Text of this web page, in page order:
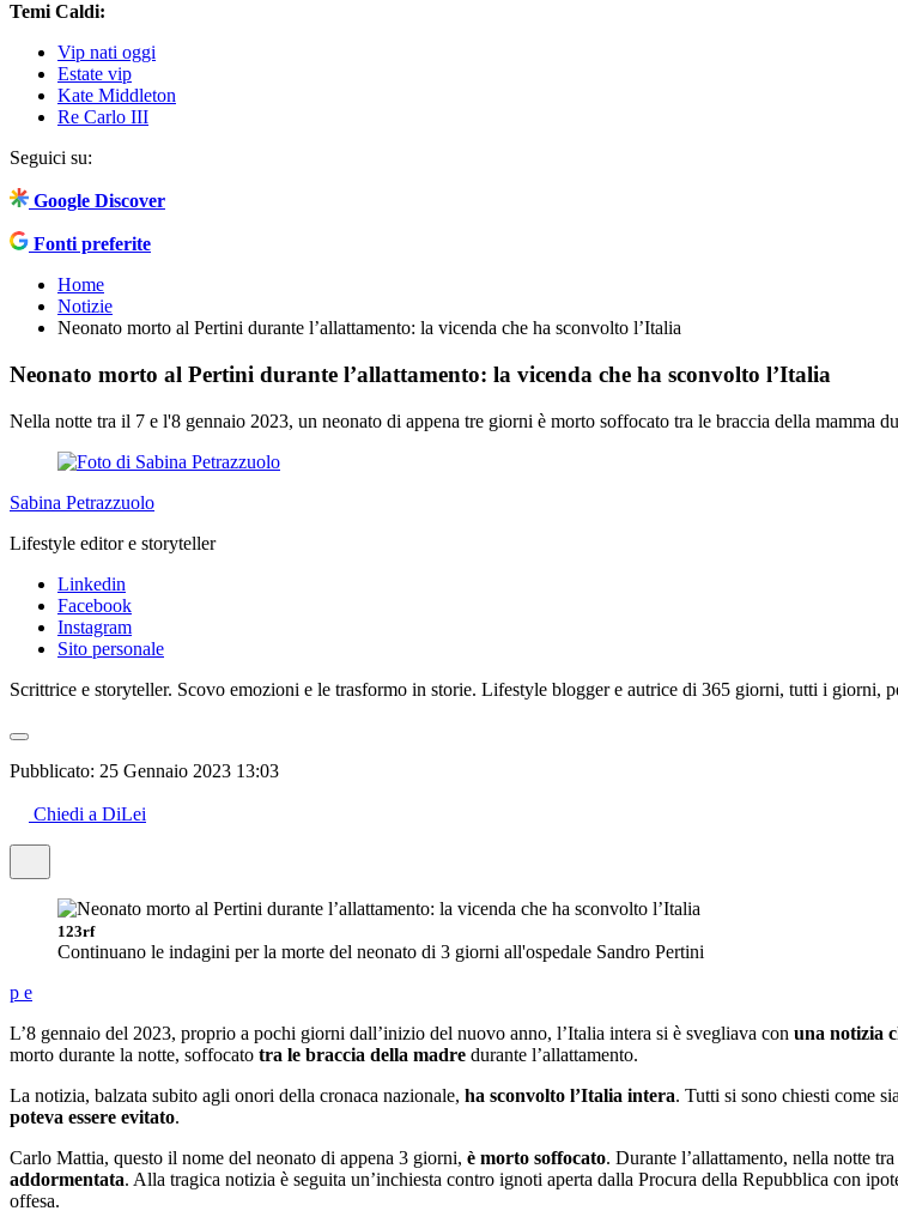
Temi Caldi:
Vip nati oggi
Estate vip
Kate Middleton
Re Carlo III
Seguici su:
Google Discover
Fonti preferite
Home
Notizie
Neonato morto al Pertini durante l’allattamento: la vicenda che ha sconvolto l’Italia
Neonato morto al Pertini durante l’allattamento: la vicenda che ha sconvolto l’Italia
Nella notte tra il 7 e l'8 gennaio 2023, un neonato di appena tre giorni è morto soffocato tra le braccia della mamma
Sabina Petrazzuolo
Lifestyle editor e storyteller
Linkedin
Facebook
Instagram
Sito personale
Scrittrice e storyteller. Scovo emozioni e le trasformo in storie. Lifestyle blogger e autrice di 365 giorni, tutti i giorni,
Pubblicato: 25 Gennaio 2023 13:03
Chiedi a DiLei
123rf
Continuano le indagini per la morte del neonato di 3 giorni all'ospedale Sandro Pertini
p e
L’8 gennaio del 2023, proprio a pochi giorni dall’inizio del nuovo anno, l’Italia intera si è svegliava con una notizia
morto durante la notte, soffocato tra le braccia della madre durante l’allattamento.
La notizia, balzata subito agli onori della cronaca nazionale, ha sconvolto l’Italia intera. Tutti si sono chiesti come
poteva essere evitato.
Carlo Mattia, questo il nome del neonato di appena 3 giorni, è morto soffocato. Durante l’allattamento, nella notte
addormentata. Alla tragica notizia è seguita un’inchiesta contro ignoti aperta dalla Procura della Repubblica con
offesa.